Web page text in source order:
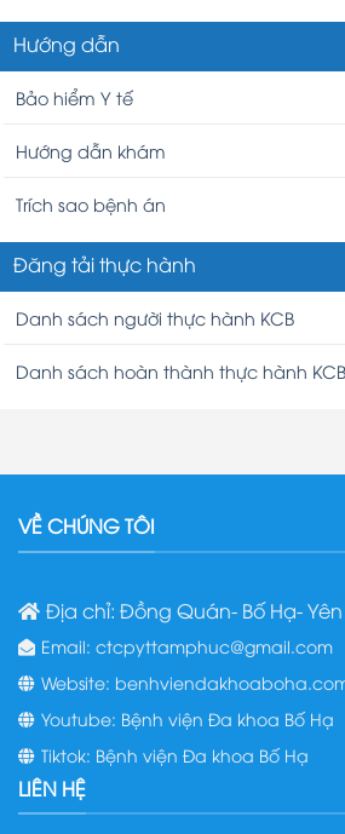
Hướng dẫn
Bảo hiểm Y tế
Hướng dẫn khám
Trích sao bệnh án
Đăng tải thực hành
Danh sách người thực hành KCB
Danh sách hoàn thành thực hành KCB
VỀ CHÚNG TÔI
Địa chỉ: Đồng Quán- Bố Hạ-
Email: ctcpyttamphuc@gmail.com
Website:
Youtube: Bệnh viện Đa khoa Bố Hạ
Tiktok: Bệnh viện Đa khoa Bố Hạ
LIÊN HỆ